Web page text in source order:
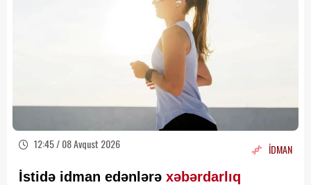
12:45 / 08 Avqust 2026 İDMAN
İstidə idman edənlərə xəbərdarlıq